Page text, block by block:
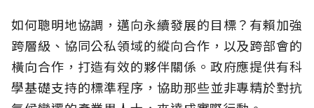
如何聰明地協調，邁向永續發展的目標？有賴加強
跨層級、協同公私領域的縱向合作，以及跨部會的
橫向合作，打造有效的夥伴關係。政府應提供有科
學基礎支持的標準程序，協助那些並非專精於對抗